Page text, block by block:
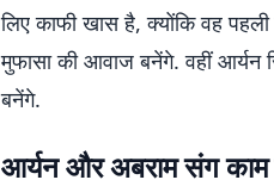
लिए काफी खास है, क्योंकि वह
मुफासा की आवाज बनेंगे. वहीं आर्यन
बनेंगे.
आर्यन और अबराम संग